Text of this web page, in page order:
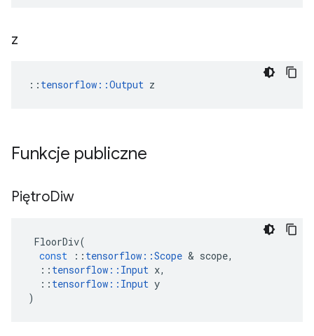
z
:: tensorflow::Output z
Funkcje publiczne
PiętroDiw
FloorDiv(
const
:: tensorflow ::Scope & scope,
:: tensorflow :: Input x,
:: tensorflow :: Input y
)